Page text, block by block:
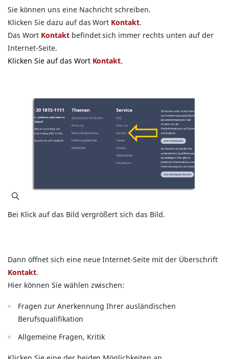
Sie können uns eine Nachricht schreiben.
Klicken Sie dazu auf das Wort Kontakt.
Das Wort Kontakt befindet sich immer rechts unten auf der
Internet-Seite.
Klicken Sie auf das Wort Kontakt.
Bei Klick auf das Bild vergrößert sich das Bild.
Dann öffnet sich eine neue Internet-Seite mit der Überschrift
Kontakt.
Hier können Sie wählen zwischen:
Fragen zur Anerkennung Ihrer ausländischen
Berufsqualifikation
Allgemeine Fragen, Kritik